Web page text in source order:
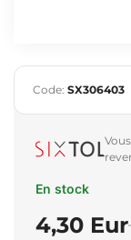
Code: SX306403
En stock
4,30 Eur